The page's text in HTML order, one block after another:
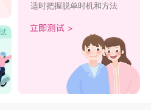
适时把握脱单时机和方法